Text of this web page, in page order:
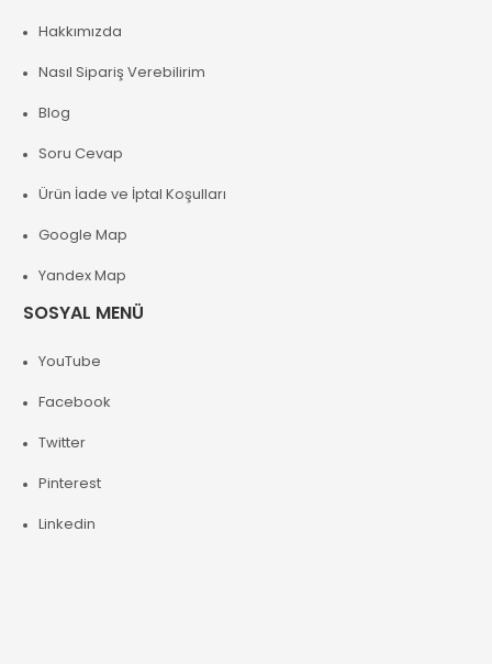
Hakkımızda
Nasıl Sipariş Verebilirim
Blog
Soru Cevap
Ürün İade ve İptal Koşulları
Google Map
Yandex Map
SOSYAL MENÜ
YouTube
Facebook
Twitter
Pinterest
Linkedin